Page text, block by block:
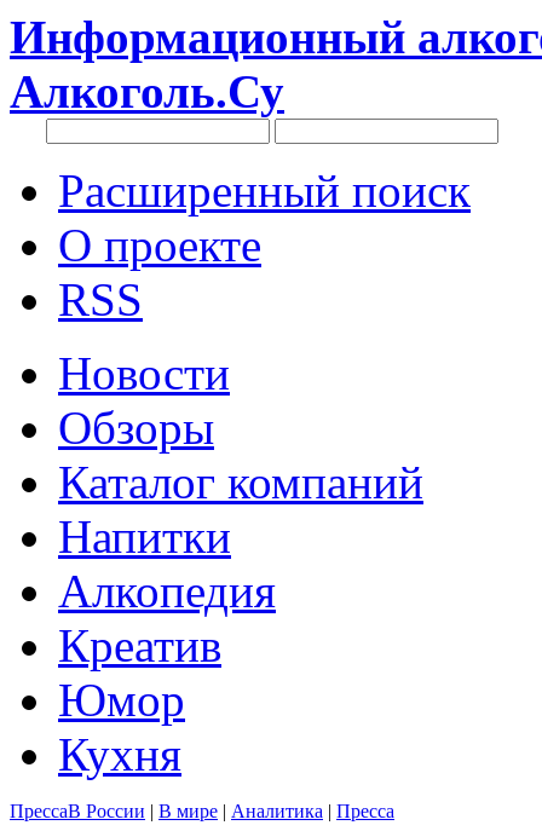
Информационный
Алкоголь.Су
Расширенный поиск
О проекте
RSS
Новости
Обзоры
Каталог компаний
Напитки
Алкопедия
Креатив
Юмор
Кухня
ПрессаВ России | В мире | Аналитика | Пресса